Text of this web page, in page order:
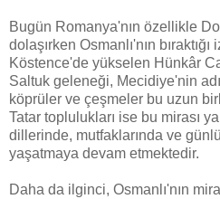
Bugün Romanya'nın özellikle
dolaşırken Osmanlı'nın
Köstence'de yükselen Hünkâr
Saltuk geleneği, Mecidiye'nin
köprüler ve çeşmeler bu uzun
Tatar toplulukları ise bu mirası
dillerinde, mutfaklarında ve
yaşatmaya devam etmektedir.
Daha da ilginci, Osmanlı'nın